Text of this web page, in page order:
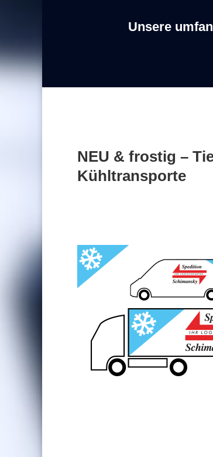
Unsere
NEU & frostig –
Kühltransporte